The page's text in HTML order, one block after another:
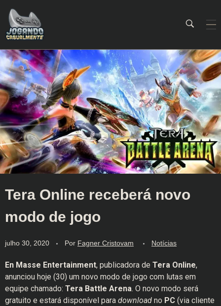
Jogando Casualmente
Conteúdo family friendly sobre games! Desde 2019 analisando jogos.
Tera Online receberá novo
modo de jogo
julho 30, 2020 Por Fagner Cristovam Notícias
En Masse Entertainment, publicadora de Tera Online,
anunciou hoje (30) um novo modo de jogo com lutas em
equipe chamado: Tera Battle Arena. O novo modo será
gratuito e estará disponível para download no PC (via cliente